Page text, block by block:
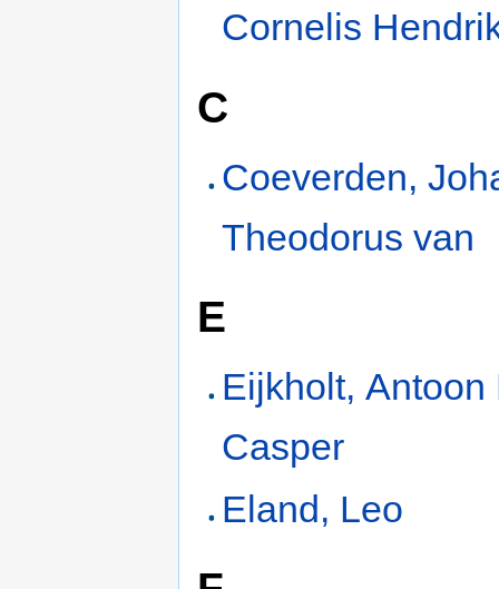
Cornelis
C
Coeverden,
Theodorus van
E
Eijkholt, Antoon
Casper
Eland, Leo